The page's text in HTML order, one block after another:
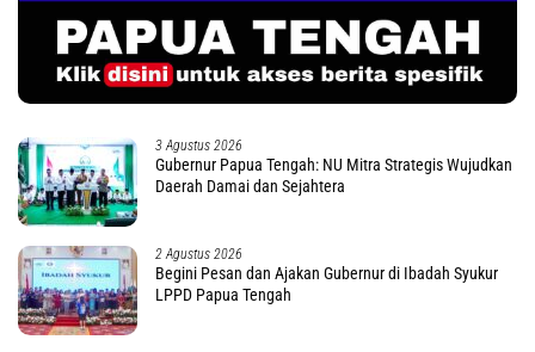
3 Agustus 2026
Gubernur Papua Tengah: NU Mitra Strategis Wujudkan
Daerah Damai dan Sejahtera
2 Agustus 2026
Begini Pesan dan Ajakan Gubernur di Ibadah Syukur
LPPD Papua Tengah